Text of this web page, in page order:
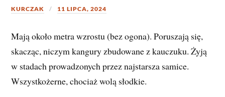
KURCZAK 11 LIPCA, 2024
Mają około metra wzrostu (bez ogona). Poruszają się,
skacząc, niczym kangury zbudowane z kauczuku. Żyją
w stadach prowadzonych przez najstarsza samice.
Wszystkożerne, chociaż wolą słodkie.